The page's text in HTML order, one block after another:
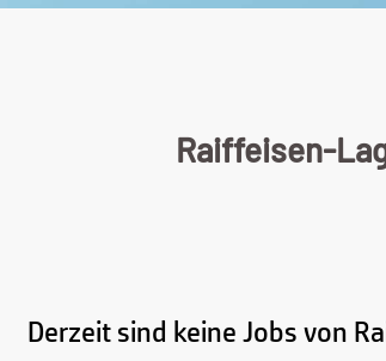
Raiffeisen-
Derzeit sind keine Jobs von